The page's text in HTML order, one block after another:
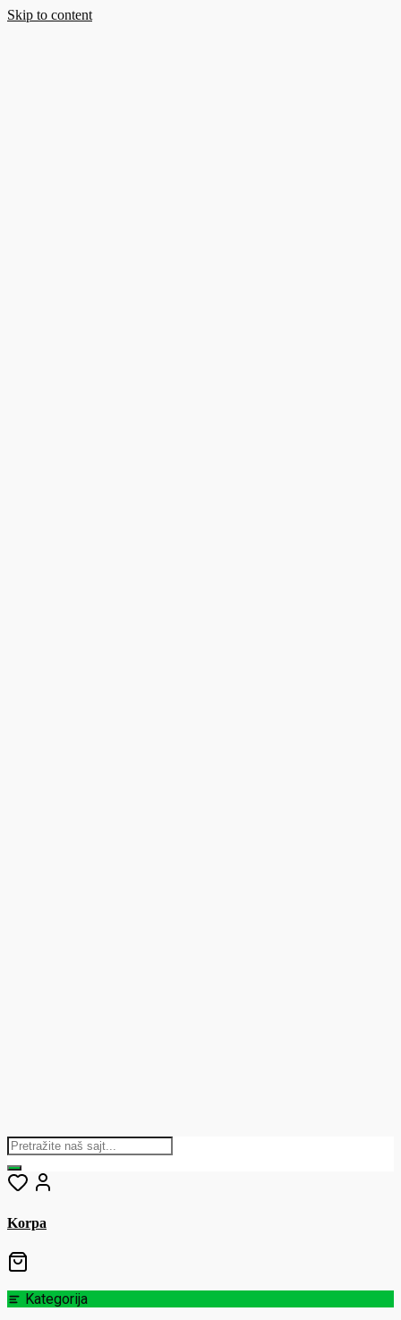
Skip to content
Korpa
Kategorija